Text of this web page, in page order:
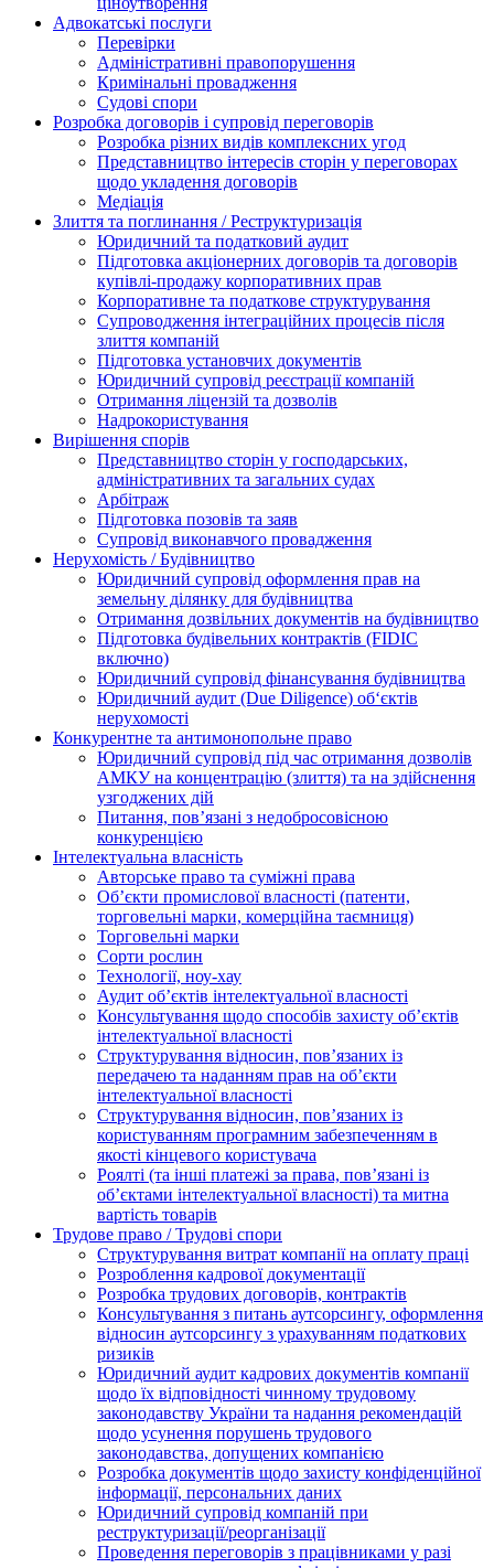
Адвокатські послуги
Перевірки
Адміністративні правопорушення
Кримінальні провадження
Судові спори
Розробка договорів і супровід переговорів
Розробка різних видів комплексних угод
Представництво інтересів сторін у переговорах
щодо укладення договорів
Медіація
Злиття та поглинання / Реструктуризація
Юридичний та податковий аудит
Підготовка акціонерних договорів та договорів
купівлі-продажу корпоративних прав
Корпоративне та податкове структурування
Супроводження інтеграційних процесів після
злиття компаній
Підготовка установчих документів
Юридичний супровід реєстрації компаній
Отримання ліцензій та дозволів
Надрокористування
Вирішення спорів
Представництво сторін у господарських,
адміністративних та загальних судах
Арбітраж
Підготовка позовів та заяв
Супровід виконавчого провадження
Нерухомість / Будівництво
Юридичний супровід оформлення прав на
земельну ділянку для будівництва
Отримання дозвільних документів на будівництво
Підготовка будівельних контрактів (FIDIC
включно)
Юридичний супровід фінансування будівництва
Юридичний аудит (Due Diligence) об‘єктів
нерухомості
Конкурентне та антимонопольне право
Юридичний супровід під час отримання дозволів
АМКУ на концентрацію (злиття) та на здійснення
узгоджених дій
Питання, пов’язані з недобросовісною
конкуренцією
Інтелектуальна власність
Авторське право та суміжні права
Oб’єкти промислової власності (патенти,
торговельні марки, комерційна таємниця)
Торговельні марки
Сорти рослин
Технології, ноу-хау
Аудит об’єктів інтелектуальної власності
Консультування щодо способів захисту об’єктів
інтелектуальної власності
Структурування відносин, пов’язаних із
передачею та наданням прав на об’єкти
інтелектуальної власності
Структурування відносин, пов’язаних із
користуванням програмним забезпеченням в
якості кінцевого користувача
Роялті (та інші платежі за права, пов’язані із
об’єктами інтелектуальної власності) та митна
вартість товарів
Трудове право / Трудові спори
Cтруктурування витрат компанії на оплату праці
Розроблення кадрової документації
Розробка трудових договорів, контрактів
Консультування з питань аутсорсингу, оформлення
відносин аутсорсингу з урахуванням податкових
ризиків
Юридичний аудит кадрових документів компанії
щодо їх відповідності чинному трудовому
законодавству України та надання рекомендацій
щодо усунення порушень трудового
законодавства, допущених компанією
Розробка документів щодо захисту конфіденційної
інформації, персональних даних
Юридичний супровід компаній при
реструктуризації/реорганізації
Проведення переговорів з працівниками у разі